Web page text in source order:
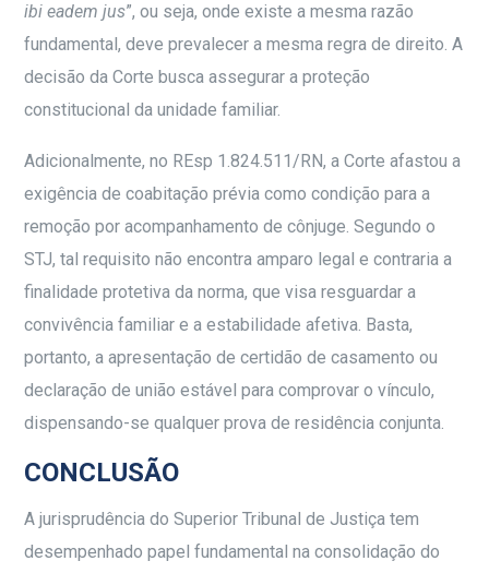
ibi eadem jus”, ou seja, onde existe a mesma razão
fundamental, deve prevalecer a mesma regra de direito. A
decisão da Corte busca assegurar a proteção
constitucional da unidade familiar.
Adicionalmente, no REsp 1.824.511/RN, a Corte afastou a
exigência de coabitação prévia como condição para a
remoção por acompanhamento de cônjuge. Segundo o
STJ, tal requisito não encontra amparo legal e contraria a
finalidade protetiva da norma, que visa resguardar a
convivência familiar e a estabilidade afetiva. Basta,
portanto, a apresentação de certidão de casamento ou
declaração de união estável para comprovar o vínculo,
dispensando-se qualquer prova de residência conjunta.
CONCLUSÃO
A jurisprudência do Superior Tribunal de Justiça tem
desempenhado papel fundamental na consolidação do